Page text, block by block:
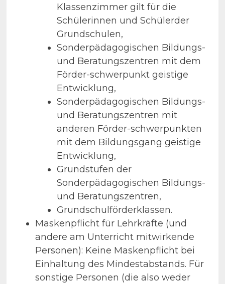
Klassenzimmer gilt für die
Schülerinnen und Schülerder
Grundschulen,
Sonderpädagogischen Bildungs-
und Beratungszentren mit dem
Förder-schwerpunkt geistige
Entwicklung,
Sonderpädagogischen Bildungs-
und Beratungszentren mit
anderen Förder-schwerpunkten
mit dem Bildungsgang geistige
Entwicklung,
Grundstufen der
Sonderpädagogischen Bildungs-
und Beratungszentren,
Grundschulförderklassen.
Maskenpflicht für Lehrkräfte (und
andere am Unterricht mitwirkende
Personen): Keine Maskenpflicht bei
Einhaltung des Mindestabstands. Für
sonstige Personen (die also weder